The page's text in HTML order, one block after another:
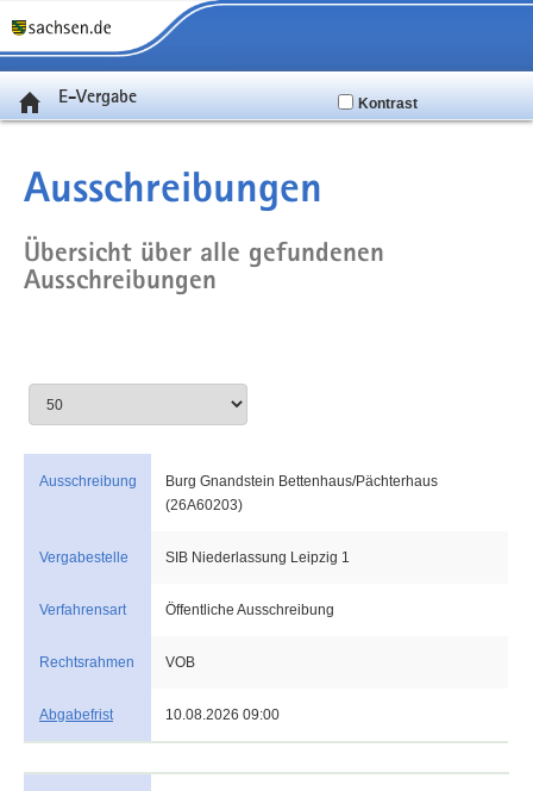
E-Vergabe Kontrast
Ausschreibungen
Übersicht über alle gefundenen
Ausschreibungen
Ausschreibung
Burg Gnandstein Bettenhaus/Pächterhaus
(26A60203)
Vergabestelle SIB Niederlassung Leipzig 1
Verfahrensart Öffentliche Ausschreibung
Rechtsrahmen VOB
Abgabefrist 10.08.2026 09:00